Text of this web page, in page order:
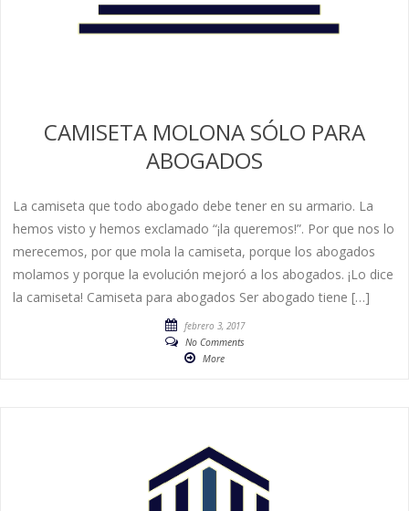
CAMISETA MOLONA SÓLO PARA
ABOGADOS
La camiseta que todo abogado debe tener en su armario. La
hemos visto y hemos exclamado “¡la queremos!”. Por que nos lo
merecemos, por que mola la camiseta, porque los abogados
molamos y porque la evolución mejoró a los abogados. ¡Lo dice
la camiseta! Camiseta para abogados Ser abogado tiene […]
febrero 3, 2017
No Comments
More